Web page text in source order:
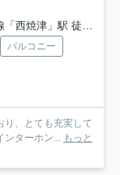
焼津」駅 徒歩34分
バルコニー
り、とても充実して
ターホン...
もっと